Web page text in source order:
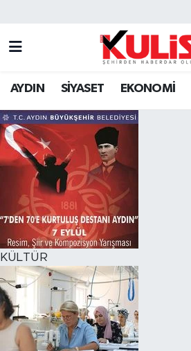
AYDIN SİYASET EKONOMİ
KÜLTÜR